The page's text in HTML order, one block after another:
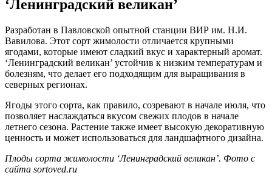
‘Ленинградский великан’
Разработан в Павловской опытной станции ВИР им. Н.И.
Вавилова. Этот сорт жимолости отличается крупными
ягодами, которые имеют сладкий вкус и характерный аромат.
‘Ленинградский великан’ устойчив к низким температурам и
болезням, что делает его подходящим для выращивания в
северных регионах.
Ягоды этого сорта, как правило, созревают в начале июля, что
позволяет наслаждаться вкусом свежих плодов в начале
летнего сезона. Растение также имеет высокую декоративную
ценность и может использоваться для ландшафтного дизайна.
Плоды сорта жимолости ‘Ленинградский великан’. Фото с
сайта sortoved.ru